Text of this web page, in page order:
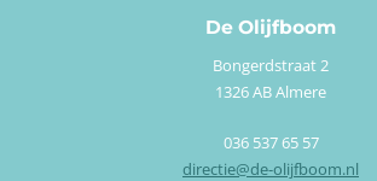
De Olijfboom
Bongerdstraat 2
1326 AB Almere
036 537 65 57
directie@de-olijfboom.nl